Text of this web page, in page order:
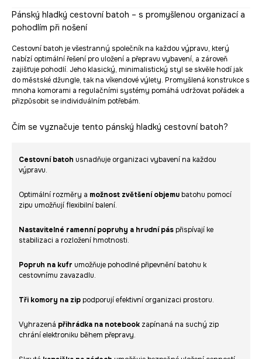
Pánský hladký cestovní batoh – s promyšlenou organizací a
pohodlím při nošení
Cestovní batoh je všestranný společník na každou výpravu, který
nabízí optimální řešení pro uložení a přepravu vybavení, a zároveň
zajišťuje pohodlí. Jeho klasický, minimalistický styl se skvěle hodí jak
do městské džungle, tak na víkendové výlety. Promyšlená konstrukce s
mnoha komorami a regulačními systémy pomáhá udržovat pořádek a
přizpůsobit se individuálním potřebám.
Čím se vyznačuje tento pánský hladký cestovní batoh?
Cestovní batoh usnadňuje organizaci vybavení na každou
výpravu.
Optimální rozměry a možnost zvětšení objemu batohu pomocí
zipu umožňují flexibilní balení.
Nastavitelné ramenní popruhy a hrudní pás přispívají ke
stabilizaci a rozložení hmotnosti.
Popruh na kufr umožňuje pohodlné připevnění batohu k
cestovnímu zavazadlu.
Tři komory na zip podporují efektivní organizaci prostoru.
Vyhrazená přihrádka na notebook zapínaná na suchý zip
chrání elektroniku během přepravy.